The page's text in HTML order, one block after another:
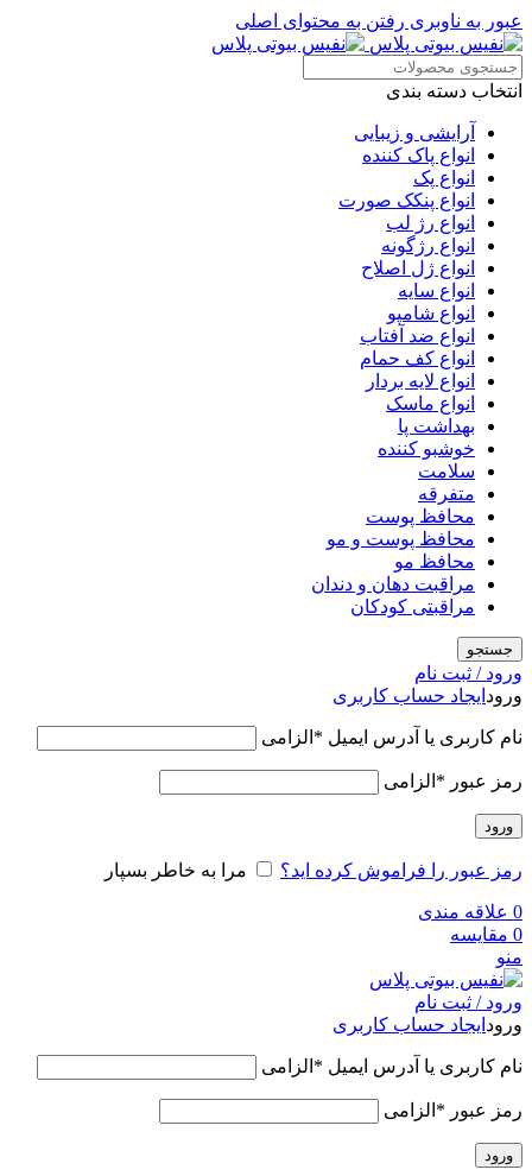
عبور به ناوبری رفتن به محتوای اصلی
انتخاب دسته بندی
آرایشی و زیبایی
انواع پاک کننده
انواع پک
انواع پنکک صورت
انواع رژ لب
انواع رژگونه
انواع ژل اصلاح
انواع سایه
انواع شامپو
انواع ضد آفتاب
انواع کف حمام
انواع لایه بردار
انواع ماسک
بهداشت پا
خوشبو کننده
سلامت
متفرقه
محافظ پوست
محافظ پوست و مو
محافظ مو
مراقبت دهان و دندان
مراقبتی کودکان
جستجو
ورود / ثبت نام
ورود ایجاد حساب کاربری
نام کاربری یا آدرس ایمیل * الزامی
رمز عبور * الزامی
ورود
رمز عبور را فراموش کرده اید؟ مرا به خاطر بسپار
0 علاقه مندی
0 مقایسه
منو
ورود / ثبت نام
ورود ایجاد حساب کاربری
نام کاربری یا آدرس ایمیل * الزامی
رمز عبور * الزامی
ورود